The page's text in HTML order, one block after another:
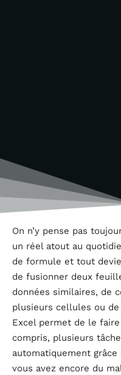
On n’y pense pas
un réel atout au
de formule et tout
de fusionner deux
données similaires, de
plusieurs cellules ou
Excel permet de le
compris, plusieurs
automatiquement grâce
vous avez encore du